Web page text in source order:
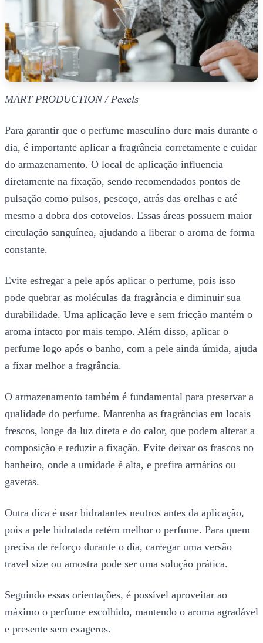
MART PRODUCTION / Pexels
Para garantir que o perfume masculino dure mais durante o
dia, é importante aplicar a fragrância corretamente e cuidar
do armazenamento. O local de aplicação influencia
diretamente na fixação, sendo recomendados pontos de
pulsação como pulsos, pescoço, atrás das orelhas e até
mesmo a dobra dos cotovelos. Essas áreas possuem maior
circulação sanguínea, ajudando a liberar o aroma de forma
constante.
Evite esfregar a pele após aplicar o perfume, pois isso
pode quebrar as moléculas da fragrância e diminuir sua
durabilidade. Uma aplicação leve e sem fricção mantém o
aroma intacto por mais tempo. Além disso, aplicar o
perfume logo após o banho, com a pele ainda úmida, ajuda
a fixar melhor a fragrância.
O armazenamento também é fundamental para preservar a
qualidade do perfume. Mantenha as fragrâncias em locais
frescos, longe da luz direta e do calor, que podem alterar a
composição e reduzir a fixação. Evite deixar os frascos no
banheiro, onde a umidade é alta, e prefira armários ou
gavetas.
Outra dica é usar hidratantes neutros antes da aplicação,
pois a pele hidratada retém melhor o perfume. Para quem
precisa de reforço durante o dia, carregar uma versão
travel size ou amostra pode ser uma solução prática.
Seguindo essas orientações, é possível aproveitar ao
máximo o perfume escolhido, mantendo o aroma agradável
e presente sem exageros.